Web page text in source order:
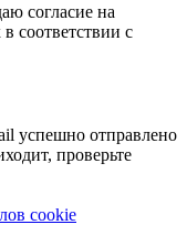
согласие на
соответствии с
успешно отправлено
проверьте
cookie